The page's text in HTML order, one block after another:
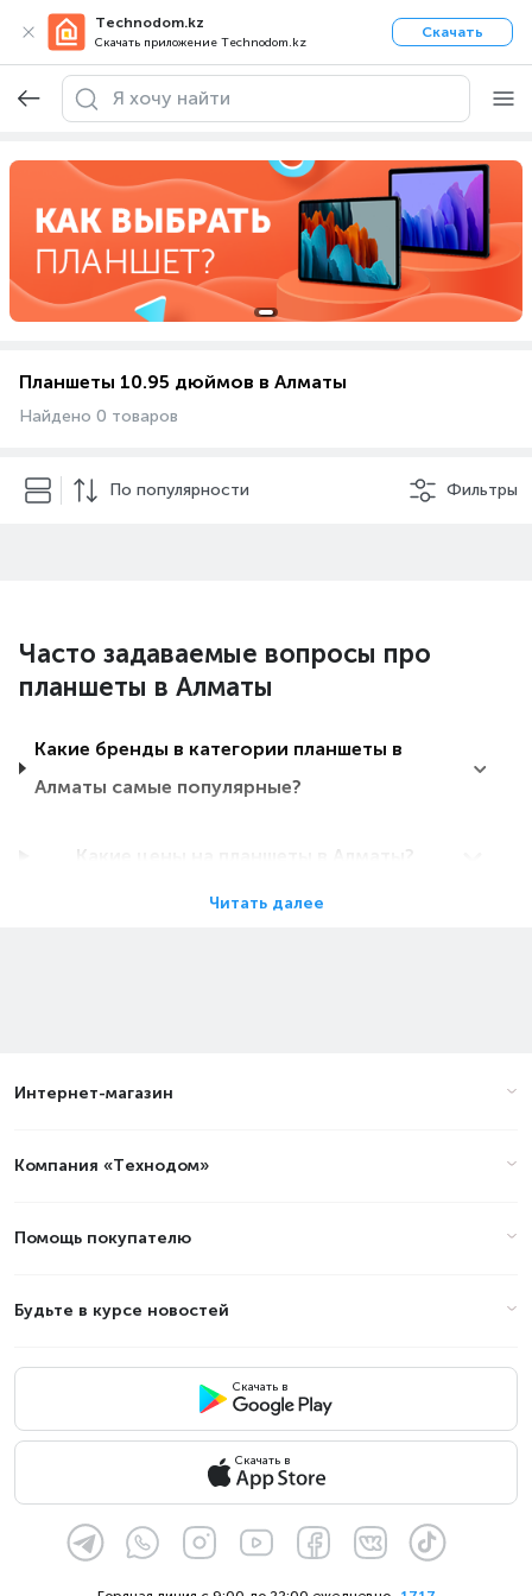
Technodom.kz
Скачать приложение Technodom.kz
Скачать
Планшеты 10.95 дюймов в Алматы
Найдено 0 товаров
По популярности Фильтры
Часто задаваемые вопросы про
планшеты в Алматы
Какие бренды в категории планшеты в
Алматы самые популярные?
Какие цены на планшеты в Алматы?
Цены на планшеты 10.95 дюймов
2026)
Товар
Читать далее
Интернет-магазин
Компания «Технодом»
Помощь покупателю
Будьте в курсе новостей
Скачать в
Скачать в